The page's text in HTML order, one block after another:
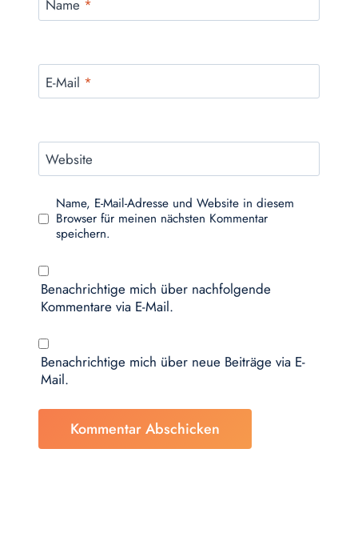
Name *
E-Mail *
Website
Name, E-Mail-Adresse und Website in diesem
Browser für meinen nächsten Kommentar
speichern.
Benachrichtige mich über nachfolgende
Kommentare via E-Mail.
Benachrichtige mich über neue Beiträge via E-
Mail.